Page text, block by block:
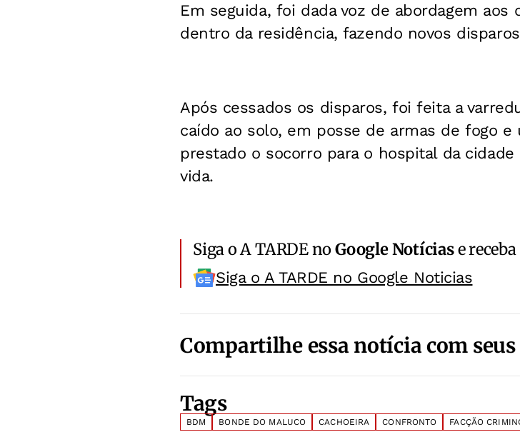
Em seguida, foi dada voz de abordagem
dentro da residência, fazendo novos
Após cessados os disparos, foi feita a
caído ao solo, em posse de armas de fogo
prestado o socorro para o hospital da
vida.
Siga o A TARDE noGoogle Notíciase
Siga o A TARDE no Google Noticias
Compartilhe essa notícia com
Tags
BDM BONDE DO MALUCO CACHOEIRA CONFRONTO FACÇÃO